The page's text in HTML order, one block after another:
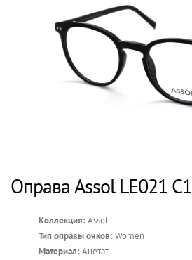
Оправа Assol LE021 C1
Коллекция: Assol
Тип оправы очков: Women
Материал: Ацетат